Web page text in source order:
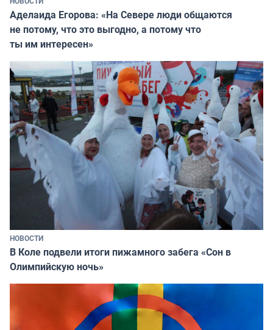
Аделаида Егорова: «На Севере люди общаются
не потому, что это выгодно, а потому что
ты им интересен»
НОВОСТИ
В Коле подвели итоги пижамного забега «Сон в
Олимпийскую ночь»